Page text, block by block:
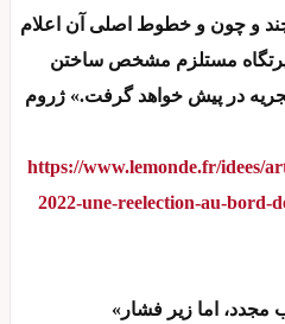
و چون و خطوط اصلی آن اعلام
مستلزم مشخص ساختن
در پیش خواهد گرفت.» ژروم
https://www.lemonde.fr/idees/
2022-une-reelection-au-bord-